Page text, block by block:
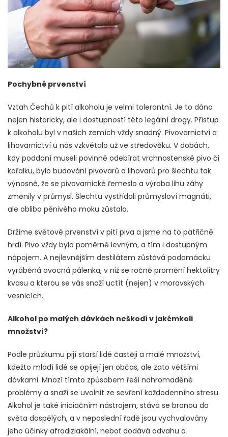
Pochybné prvenství
Vztah Čechů k pití alkoholu je velmi tolerantní. Je to dáno
nejen historicky, ale i dostupností této legální drogy. Přístup
k alkoholu byl v našich zemích vždy snadný. Pivovarnictví a
lihovarnictví u nás vzkvétalo už ve středověku. V dobách,
kdy poddaní museli povinně odebírat vrchnostenské pivo či
kořalku, bylo budování pivovarů a lihovarů pro šlechtu tak
výnosné, že se pivovarnické řemeslo a výroba lihu záhy
změnily v průmysl. Šlechtu vystřídali průmysloví magnáti,
ale obliba pěnivého moku zůstala.
Držíme světové prvenství v pití piva a jsme na to patřičně
hrdí. Pivo vždy bylo poměrně levným, a tím i dostupným
nápojem. A nejlevnějším destilátem zůstává podomácku
vyráběná ovocná pálenka, v niž se ročně promění hektolitry
kvasu a kterou se vás snaží uctít (nejen) v moravských
vesnicích.
Alkohol po malých dávkách neškodí v jakémkoli
množství?
Podle průzkumu pijí starší lidé častěji a malé množství,
kdežto mladí lidé se opíjejí jen občas, ale zato většími
dávkami. Mnozí tímto způsobem řeší nahromaděné
problémy a snaží se uvolnit ze sevření každodenního stresu.
Alkohol je také iniciačním nástrojem, stává se branou do
světa dospělých, a v neposlední řadě jsou vychvalovány
jeho účinky afrodiziakální, neboť dodává odvahu a